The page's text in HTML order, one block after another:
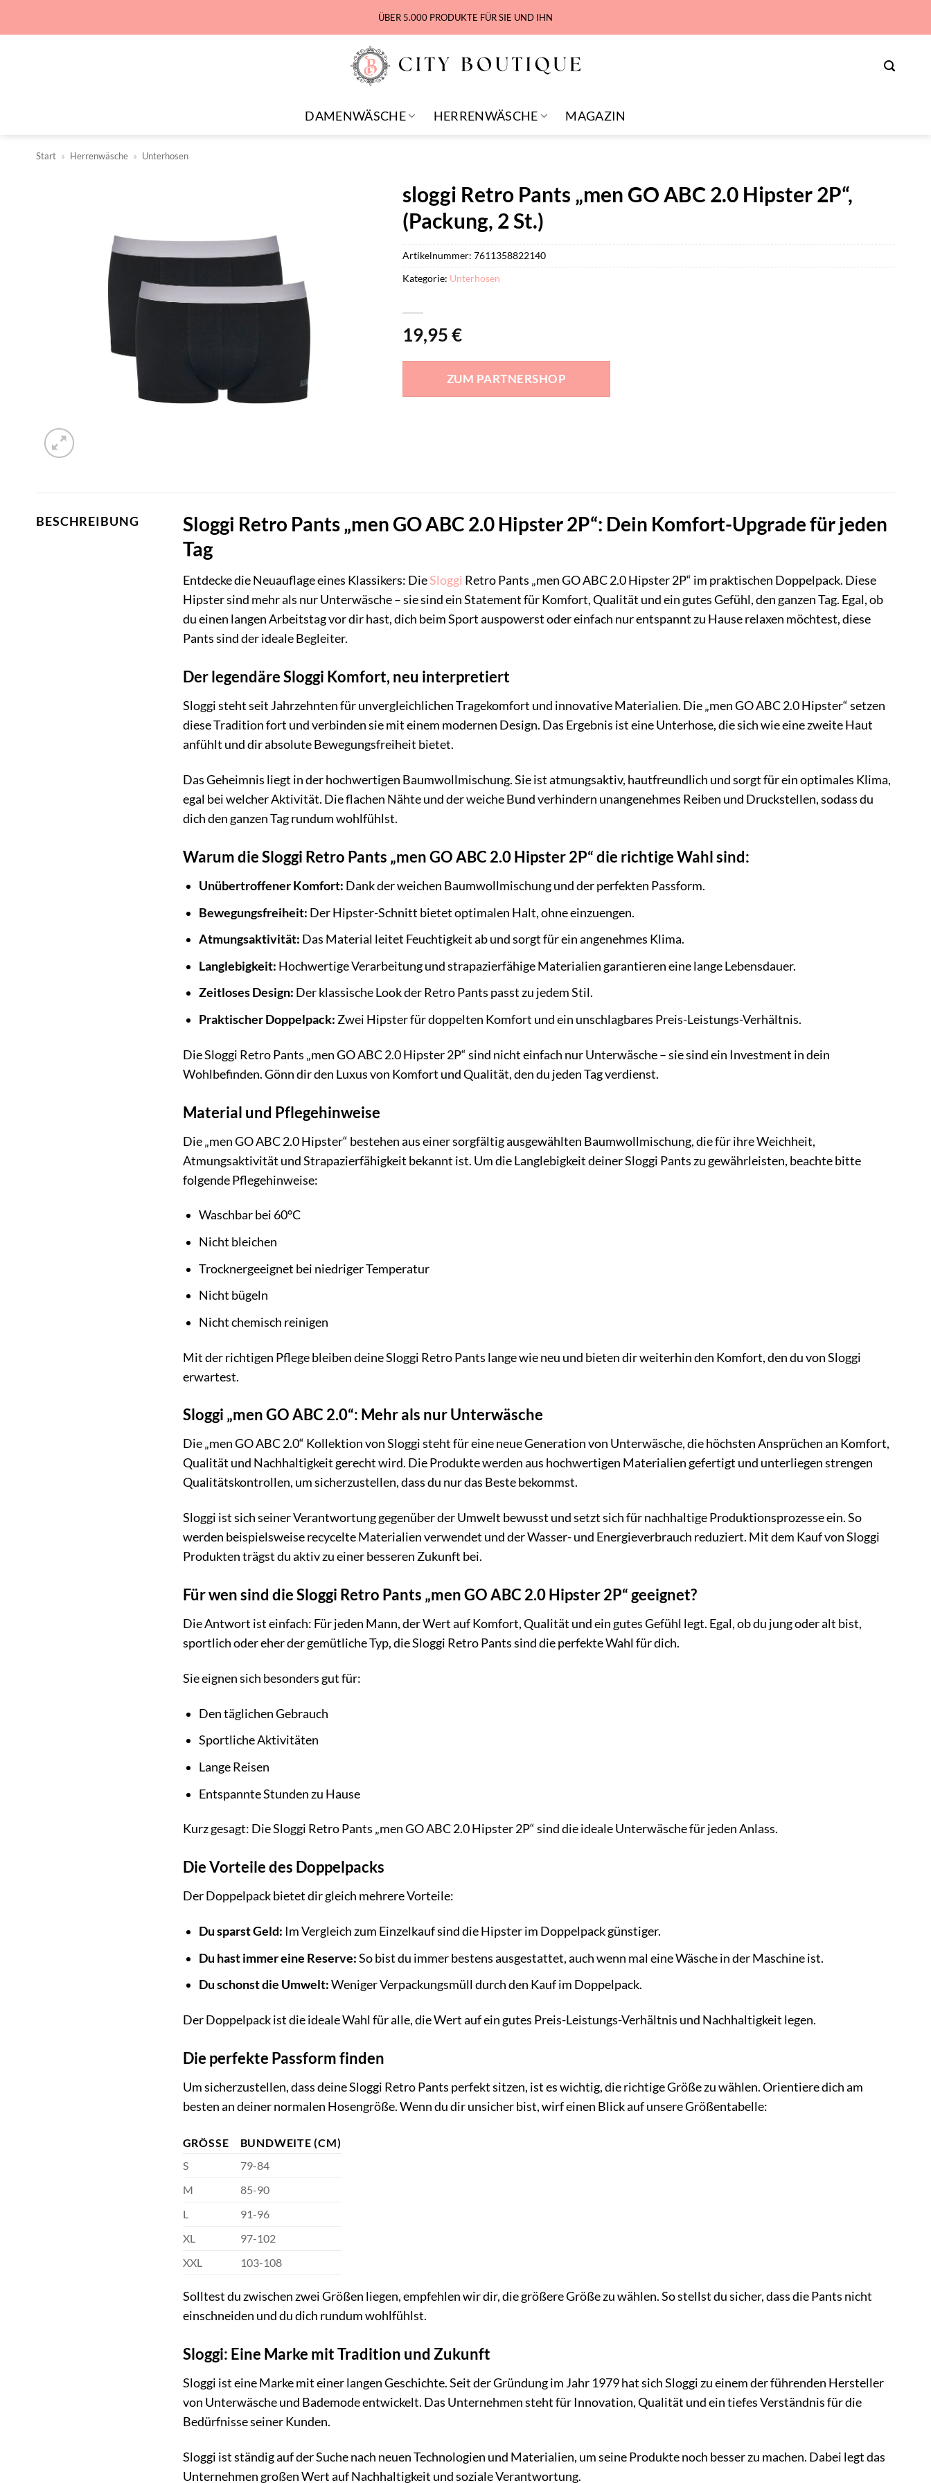
ÜBER 5.000 PRODUKTE FÜR SIE UND IHN
DAMENWÄSCHE HERRENWÄSCHE MAGAZIN
Start » Herrenwäsche » Unterhosen
sloggi Retro Pants „men GO ABC 2.0 Hipster 2P“,
(Packung, 2 St.)
19,95€
ZUM PARTNERSHOP
Artikelnummer:7611358822140
Kategorie: Unterhosen
BESCHREIBUNG
Sloggi Retro Pants „men GO ABC 2.0 Hipster 2P“: Dein Komfort-Upgrade für jeden
Tag
Entdecke die Neuauflage eines Klassikers: DieSloggi Retro Pants „men GO ABC 2.0 Hipster 2P“ im praktischen Doppelpack. Diese
Hipster sind mehr als nur Unterwäsche – sie sind ein Statement für Komfort, Qualität und ein gutes Gefühl, den ganzen Tag. Egal, ob
du einen langen Arbeitstag vor dir hast, dich beim Sport auspowerst oder einfach nur entspannt zu Hause relaxen möchtest, diese
Pants sind der ideale Begleiter.
Der legendäre Sloggi Komfort, neu interpretiert
Sloggi steht seit Jahrzehnten für unvergleichlichen Tragekomfort und innovative Materialien. Die „men GO ABC 2.0 Hipster“ setzen
diese Tradition fort und verbinden sie mit einem modernen Design. Das Ergebnis ist eine Unterhose, die sich wie eine zweite Haut
anfühlt und dir absolute Bewegungsfreiheit bietet.
Das Geheimnis liegt in der hochwertigen Baumwollmischung. Sie ist atmungsaktiv, hautfreundlich und sorgt für ein optimales Klima,
egal bei welcher Aktivität. Die flachen Nähte und der weiche Bund verhindern unangenehmes Reiben und Druckstellen, sodass du
dich den ganzen Tag rundum wohlfühlst.
Warum die Sloggi Retro Pants „men GO ABC 2.0 Hipster 2P“ die richtige Wahl sind:
Unübertroffener Komfort: Dank der weichen Baumwollmischung und der perfekten Passform.
Bewegungsfreiheit: Der Hipster-Schnitt bietet optimalen Halt, ohne einzuengen.
Atmungsaktivität: Das Material leitet Feuchtigkeit ab und sorgt für ein angenehmes Klima.
Langlebigkeit: Hochwertige Verarbeitung und strapazierfähige Materialien garantieren eine lange Lebensdauer.
Zeitloses Design: Der klassische Look der Retro Pants passt zu jedem Stil.
Praktischer Doppelpack: Zwei Hipster für doppelten Komfort und ein unschlagbares Preis-Leistungs-Verhältnis.
Die Sloggi Retro Pants „men GO ABC 2.0 Hipster 2P“ sind nicht einfach nur Unterwäsche – sie sind ein Investment in dein
Wohlbefinden. Gönn dir den Luxus von Komfort und Qualität, den du jeden Tag verdienst.
Material und Pflegehinweise
Die „men GO ABC 2.0 Hipster“ bestehen aus einer sorgfältig ausgewählten Baumwollmischung, die für ihre Weichheit,
Atmungsaktivität und Strapazierfähigkeit bekannt ist. Um die Langlebigkeit deiner Sloggi Pants zu gewährleisten, beachte bitte
folgende Pflegehinweise:
Waschbar bei 60°C
Nicht bleichen
Trocknergeeignet bei niedriger Temperatur
Nicht bügeln
Nicht chemisch reinigen
Mit der richtigen Pflege bleiben deine Sloggi Retro Pants lange wie neu und bieten dir weiterhin den Komfort, den du von Sloggi
erwartest.
Sloggi „men GO ABC 2.0“: Mehr als nur Unterwäsche
Die „men GO ABC 2.0“ Kollektion von Sloggi steht für eine neue Generation von Unterwäsche, die höchsten Ansprüchen an Komfort,
Qualität und Nachhaltigkeit gerecht wird. Die Produkte werden aus hochwertigen Materialien gefertigt und unterliegen strengen
Qualitätskontrollen, um sicherzustellen, dass du nur das Beste bekommst.
Sloggi ist sich seiner Verantwortung gegenüber der Umwelt bewusst und setzt sich für nachhaltige Produktionsprozesse ein. So
werden beispielsweise recycelte Materialien verwendet und der Wasser- und Energieverbrauch reduziert. Mit dem Kauf von Sloggi
Produkten trägst du aktiv zu einer besseren Zukunft bei.
Für wen sind die Sloggi Retro Pants „men GO ABC 2.0 Hipster 2P“ geeignet?
Die Antwort ist einfach: Für jeden Mann, der Wert auf Komfort, Qualität und ein gutes Gefühl legt. Egal, ob du jung oder alt bist,
sportlich oder eher der gemütliche Typ, die Sloggi Retro Pants sind die perfekte Wahl für dich.
Sie eignen sich besonders gut für:
Den täglichen Gebrauch
Sportliche Aktivitäten
Lange Reisen
Entspannte Stunden zu Hause
Kurz gesagt: Die Sloggi Retro Pants „men GO ABC 2.0 Hipster 2P“ sind die ideale Unterwäsche für jeden Anlass.
Die Vorteile des Doppelpacks
Der Doppelpack bietet dir gleich mehrere Vorteile:
Du sparst Geld: Im Vergleich zum Einzelkauf sind die Hipster im Doppelpack günstiger.
Du hast immer eine Reserve:So bist du immer bestens ausgestattet, auch wenn mal eine Wäsche in der Maschine ist.
Du schonst die Umwelt:Weniger Verpackungsmüll durch den Kauf im Doppelpack.
Der Doppelpack ist die ideale Wahl für alle, die Wert auf ein gutes Preis-Leistungs-Verhältnis und Nachhaltigkeit legen.
Die perfekte Passform finden
Um sicherzustellen, dass deine Sloggi Retro Pants perfekt sitzen, ist es wichtig, die richtige Größe zu wählen. Orientiere dich am
besten an deiner normalen Hosengröße. Wenn du dir unsicher bist, wirf einen Blick auf unsere Größentabelle:
GRÖSSE
BUNDWEITE (CM)
S
79-84
M
85-90
L
91-96
XL
97-102
XXL
103-108
Solltest du zwischen zwei Größen liegen, empfehlen wir dir, die größere Größe zu wählen. So stellst du sicher, dass die Pants nicht
einschneiden und du dich rundum wohlfühlst.
Sloggi: Eine Marke mit Tradition und Zukunft
Sloggi ist eine Marke mit einer langen Geschichte. Seit der Gründung im Jahr 1979 hat sich Sloggi zu einem der führenden Hersteller
von Unterwäsche und Bademode entwickelt. Das Unternehmen steht für Innovation, Qualität und ein tiefes Verständnis für die
Bedürfnisse seiner Kunden.
Sloggi ist ständig auf der Suche nach neuen Technologien und Materialien, um seine Produkte noch besser zu machen. Dabei legt das
Unternehmen großen Wert auf Nachhaltigkeit und soziale Verantwortung.